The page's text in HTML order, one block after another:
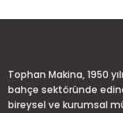
48,08 TL
Tophan Makina, 1950
bahçe sektöründe
bireysel ve kurumsal